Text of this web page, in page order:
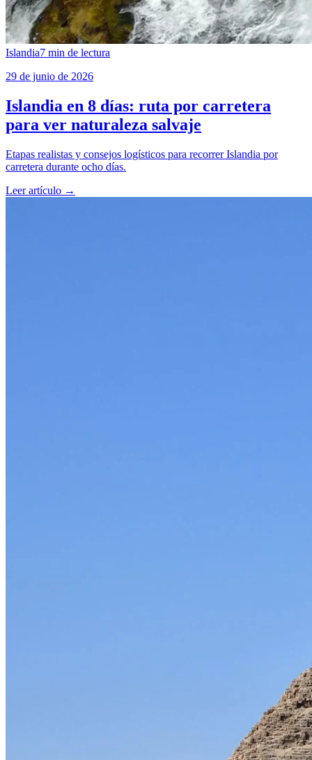
Islandia7 min de lectura
29 de junio de 2026
Islandia en 8 días: ruta por carretera
para ver naturaleza salvaje
Etapas realistas y consejos logísticos para recorrer Islandia por
carretera durante ocho días.
Leer artículo →